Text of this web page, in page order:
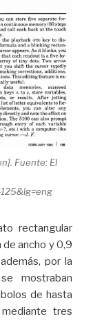
Fuente: El
rectangular
ancho y 0,9
por la
mostraban
de hasta
tres